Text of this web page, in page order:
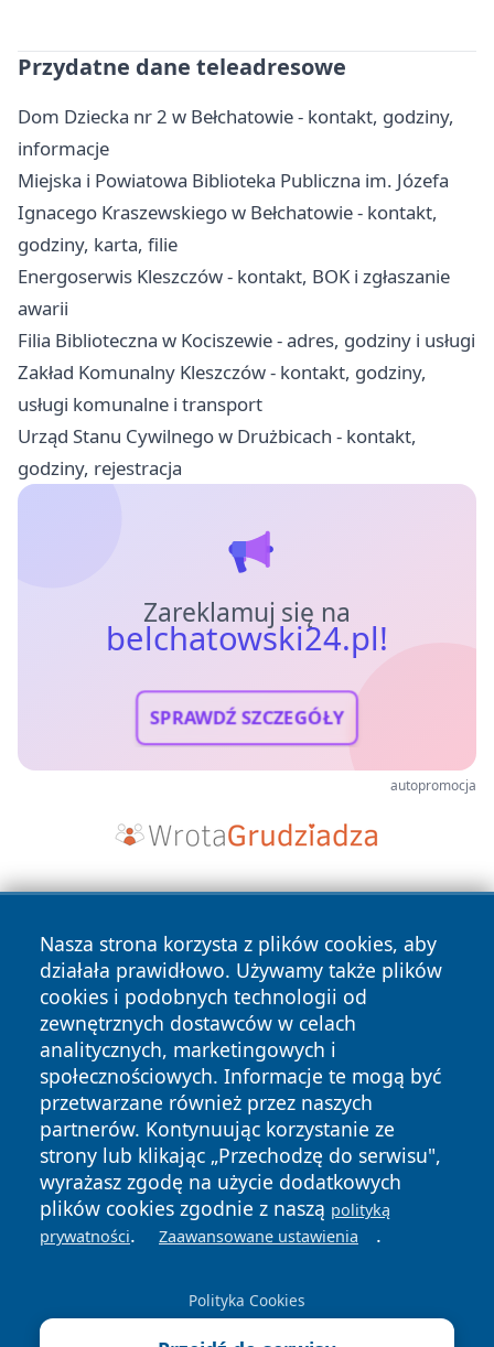
Przydatne dane teleadresowe
Dom Dziecka nr 2 w Bełchatowie - kontakt, godziny,
informacje
Miejska i Powiatowa Biblioteka Publiczna im. Józefa
Ignacego Kraszewskiego w Bełchatowie - kontakt,
godziny, karta, filie
Energoserwis Kleszczów - kontakt, BOK i zgłaszanie
awarii
Filia Biblioteczna w Kociszewie - adres, godziny i usługi
Zakład Komunalny Kleszczów - kontakt, godziny,
usługi komunalne i transport
Urząd Stanu Cywilnego w Drużbicach - kontakt,
godziny, rejestracja
Zareklamuj się na
belchatowski24.pl!
SPRAWDŹ SZCZEGÓŁY
autopromocja
Nasza strona korzysta z plików cookies, aby
działała prawidłowo. Używamy także plików
cookies i podobnych technologii od
zewnętrznych dostawców w celach
analitycznych, marketingowych i
społecznościowych. Informacje te mogą być
przetwarzane również przez naszych
partnerów. Kontynuując korzystanie ze
strony lub klikając „Przechodzę do serwisu",
wyrażasz zgodę na użycie dodatkowych
plików cookies zgodnie z naszą polityką
prywatności. Zaawansowane ustawienia .
Polityka Cookies
Copyright © 2026 belchatowski24.pl Wszystkie prawa
zastrzeżone.
News Autorzy
Polityka
Prywatności
Polityka
Cookies